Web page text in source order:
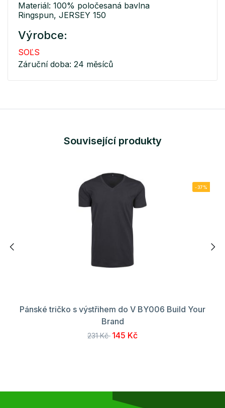
Materiál: 100% poločesaná bavlna
Ringspun, JERSEY 150
Výrobce:
SOĽS
Záruční doba: 24 měsíců
Související produkty
-37%
Pánské tričko s výstřihem do V BY006 Build Your
Brand
231 Kč 145 Kč